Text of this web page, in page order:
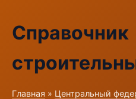
Справочник
Главная » Центральный